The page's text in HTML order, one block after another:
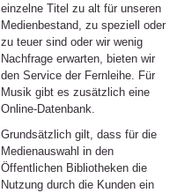
einzelne Titel zu alt für unseren
Medienbestand, zu speziell oder
zu teuer sind oder wir wenig
Nachfrage erwarten, bieten wir
den Service der Fernleihe. Für
Musik gibt es zusätzlich eine
Online-Datenbank.
Grundsätzlich gilt, dass für die
Medienauswahl in den
Öffentlichen Bibliotheken die
Nutzung durch die Kunden ein